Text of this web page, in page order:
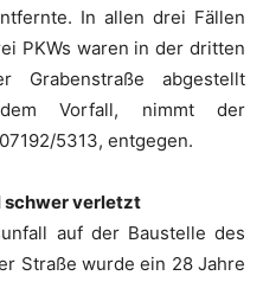
In allen drei Fällen
PKWs waren in der dritten
abgestellt
Vorfall, nimmt der
5313, entgegen.
verletzt
auf der Baustelle des
Straße wurde ein 28 Jahre